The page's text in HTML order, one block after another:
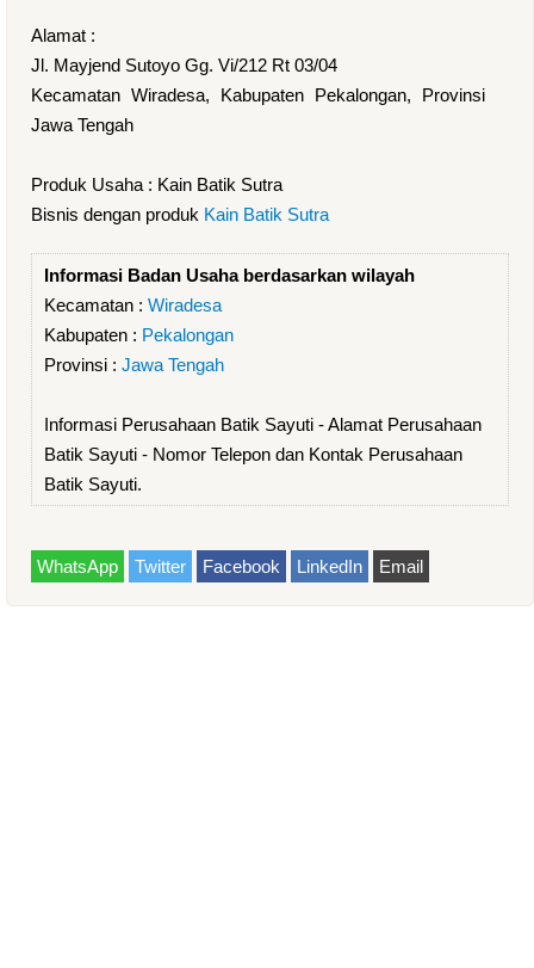
Alamat :
Jl. Mayjend Sutoyo Gg. Vi/212 Rt 03/04
Kecamatan Wiradesa, Kabupaten Pekalongan, Provinsi
Jawa Tengah
Produk Usaha : Kain Batik Sutra
Bisnis dengan produk Kain Batik Sutra
Informasi Badan Usaha berdasarkan wilayah
Kecamatan : Wiradesa
Kabupaten : Pekalongan
Provinsi : Jawa Tengah
Informasi Perusahaan Batik Sayuti - Alamat Perusahaan
Batik Sayuti - Nomor Telepon dan Kontak Perusahaan
Batik Sayuti.
WhatsApp Twitter Facebook LinkedIn Email